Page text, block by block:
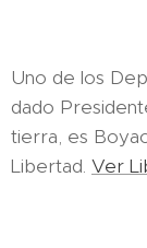
Uno de los
dado
tierra, es
Libertad. Ver